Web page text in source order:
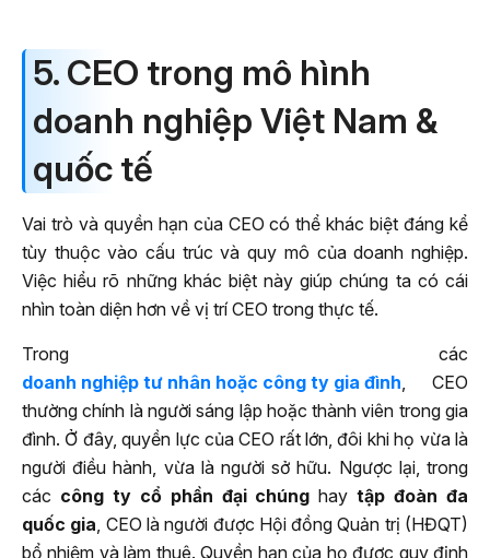
5. CEO trong mô hình
doanh nghiệp Việt Nam &
quốc tế
Vai trò và quyền hạn của CEO có thể khác biệt đáng kể
tùy thuộc vào cấu trúc và quy mô của doanh nghiệp.
Việc hiểu rõ những khác biệt này giúp chúng ta có cái
nhìn toàn diện hơn về vị trí CEO trong thực tế.
Trong các
doanh nghiệp tư nhân hoặc công ty gia đình , CEO
thường chính là người sáng lập hoặc thành viên trong gia
đình. Ở đây, quyền lực của CEO rất lớn, đôi khi họ vừa là
người điều hành, vừa là người sở hữu. Ngược lại, trong
các công ty cổ phần đại chúng haytập đoàn đa
quốc gia , CEO là người được Hội đồng Quản trị (HĐQT)
bổ nhiệm và làm thuê. Quyền hạn của họ được quy định